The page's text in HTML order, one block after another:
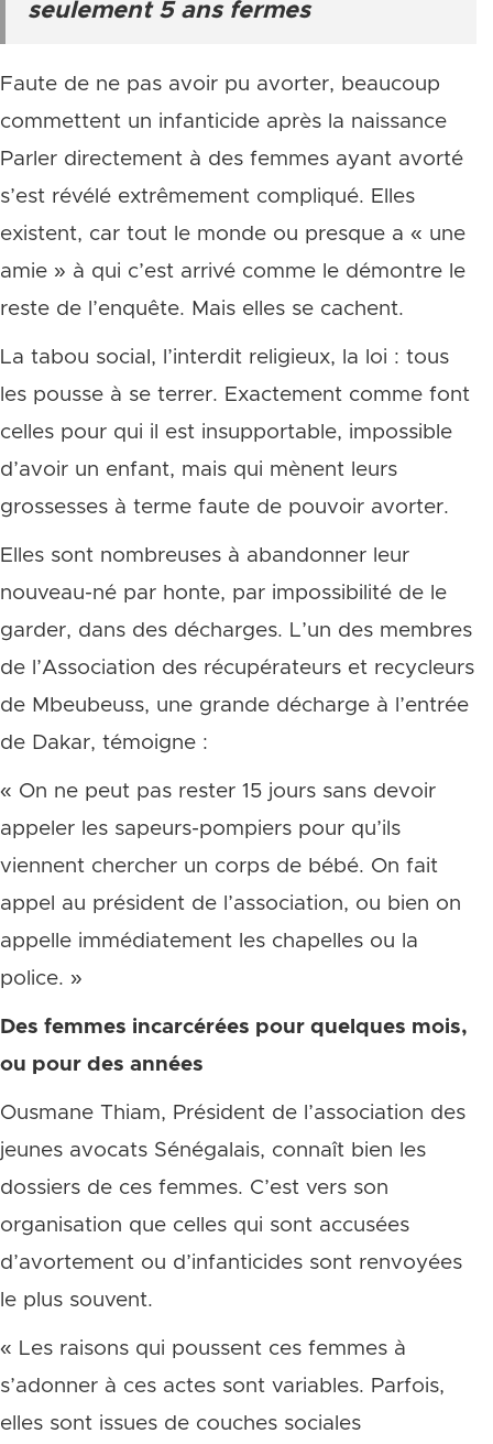
seulement 5 ans fermes
Faute de ne pas avoir pu avorter, beaucoup
commettent un infanticide après la naissance
Parler directement à des femmes ayant avorté
s’est révélé extrêmement compliqué. Elles
existent, car tout le monde ou presque a « une
amie » à qui c’est arrivé comme le démontre le
reste de l’enquête. Mais elles se cachent.
La tabou social, l’interdit religieux, la loi : tous
les pousse à se terrer. Exactement comme font
celles pour qui il est insupportable, impossible
d’avoir un enfant, mais qui mènent leurs
grossesses à terme faute de pouvoir avorter.
Elles sont nombreuses à abandonner leur
nouveau-né par honte, par impossibilité de le
garder, dans des décharges. L’un des membres
de l’Association des récupérateurs et recycleurs
de Mbeubeuss, une grande décharge à l’entrée
de Dakar, témoigne :
« On ne peut pas rester 15 jours sans devoir
appeler les sapeurs-pompiers pour qu’ils
viennent chercher un corps de bébé. On fait
appel au président de l’association, ou bien on
appelle immédiatement les chapelles ou la
police. »
Des femmes incarcérées pour quelques mois,
ou pour des années
Ousmane Thiam, Président de l’association des
jeunes avocats Sénégalais, connaît bien les
dossiers de ces femmes. C’est vers son
organisation que celles qui sont accusées
d’avortement ou d’infanticides sont renvoyées
le plus souvent.
« Les raisons qui poussent ces femmes à
s’adonner à ces actes sont variables. Parfois,
elles sont issues de couches sociales